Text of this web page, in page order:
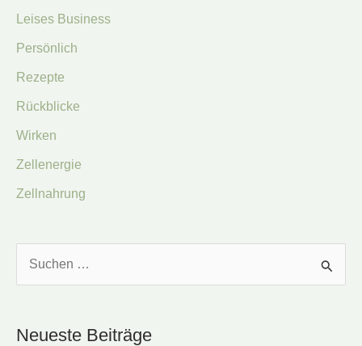
Leises Business
Persönlich
Rezepte
Rückblicke
Wirken
Zellenergie
Zellnahrung
h
Neueste Beiträge